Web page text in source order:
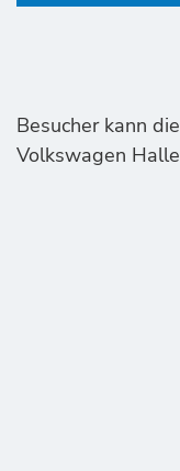
Besucher kann die
Volkswagen